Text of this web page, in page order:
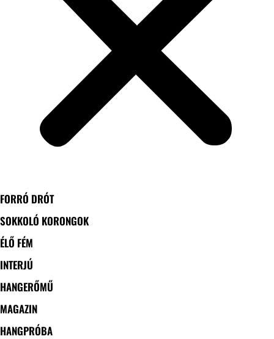
FORRÓ DRÓT
SOKKOLÓ KORONGOK
ÉLŐ FÉM
INTERJÚ
HANGERŐMŰ
MAGAZIN
HANGPRÓBA